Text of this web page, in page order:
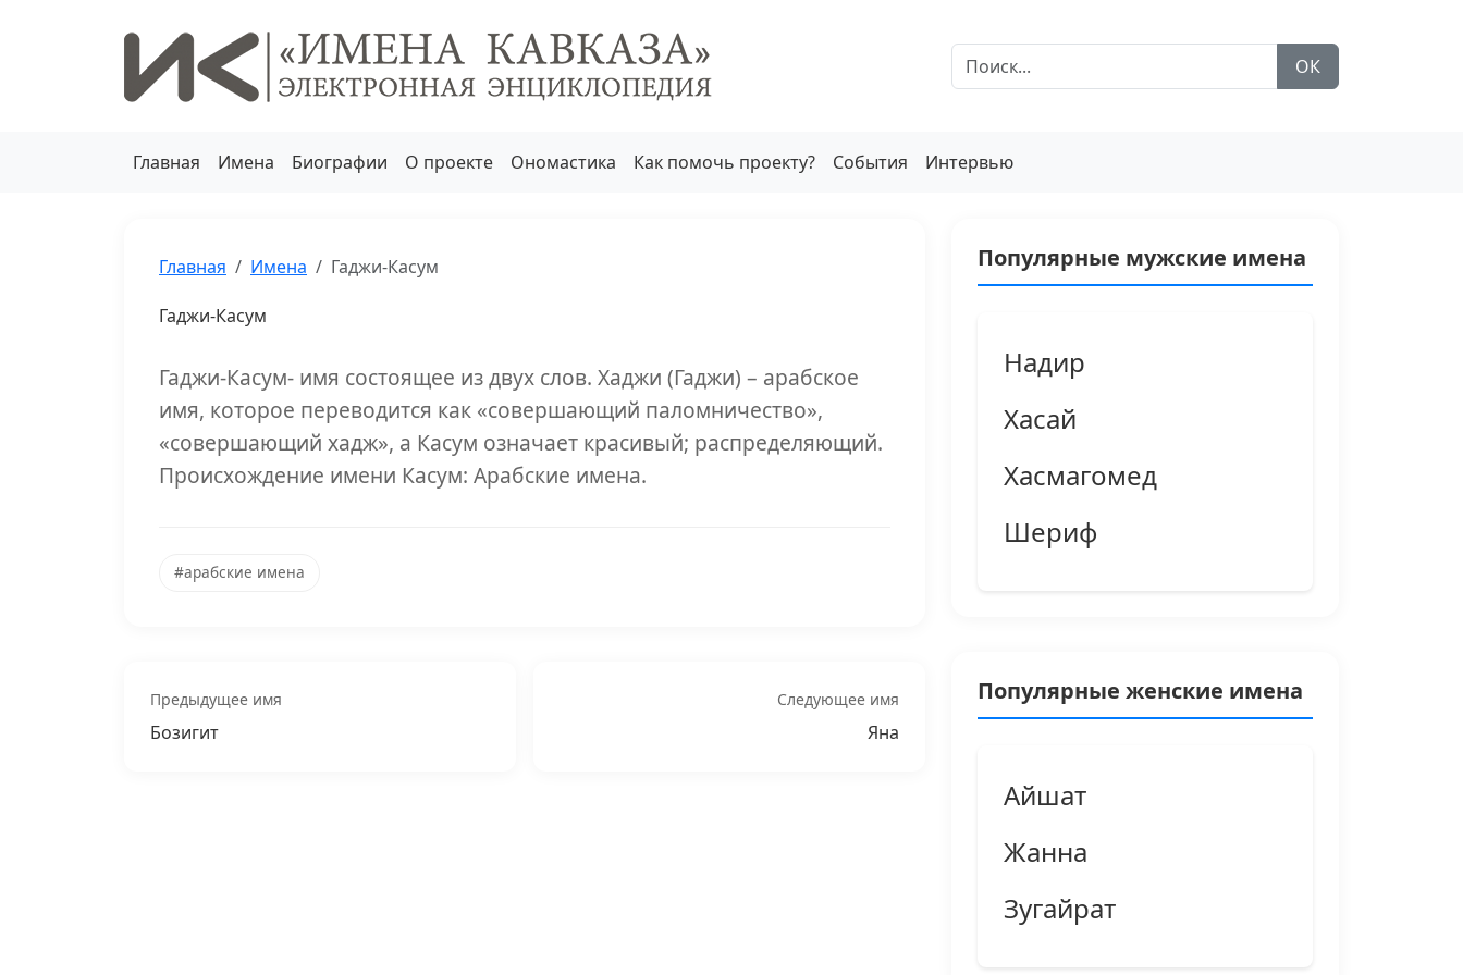
ОК
Главная Имена Биографии О проекте Ономастика Как помочь проекту? События Интервью
Главная Имена Гаджи-Касум
Гаджи-Касум
Гаджи-Касум- имя состоящее из двух слов. Хаджи (Гаджи) – арабское
имя, которое переводится как «совершающий паломничество»,
«совершающий хадж», а Касум означает красивый; распределяющий.
Происхождение имени Касум: Арабские имена.
#арабские имена
Предыдущее имя
Бозигит
Следующее имя
Яна
Популярные мужские имена
Надир
Хасай
Хасмагомед
Шериф
Популярные женские имена
Айшат
Жанна
Зугайрат